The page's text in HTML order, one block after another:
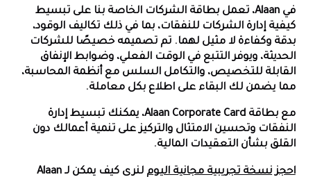
في Alaan، تعمل بطاقة الشركات الخاصة بنا على تبسيط
كيفية إدارة الشركات للنفقات، بما في ذلك تكاليف الوقود،
بدقة وكفاءة لا مثيل لهما. تم تصميمه خصيصًا للشركات
الحديثة، ويوفر التتبع في الوقت الفعلي، وضوابط الإنفاق
القابلة للتخصيص، والتكامل السلس مع أنظمة المحاسبة،
مما يضمن لك البقاء على اطلاع بكل معاملة.
مع بطاقة Alaan Corporate Card، يمكنك تبسيط إدارة
النفقات وتحسين الامتثال والتركيز على تنمية أعمالك دون
القلق بشأن التعقيدات المالية.
احجز نسخة تجريبية مجانية اليوم
لنرى كيف يمكن لـ Alaan